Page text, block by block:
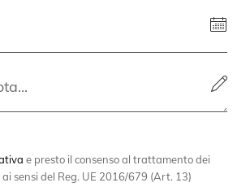
e presto il consenso al trattamento dei
sensi del Reg. UE 2016/679 (Art. 13)